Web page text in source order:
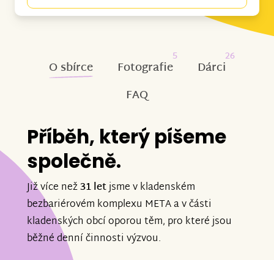
O sbírce Fotografie
5
Dárci
26
FAQ
Příběh, který píšeme
společně.
Již více než31 letjsme v kladenském
bezbariérovém komplexu META a v části
kladenských obcí oporou těm, pro které jsou
běžné denní činnosti výzvou.